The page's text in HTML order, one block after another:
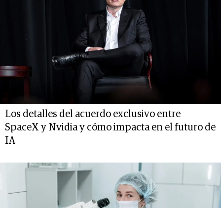
Los detalles del acuerdo exclusivo entre
SpaceX y Nvidia y cómo impacta en el futuro de
IA